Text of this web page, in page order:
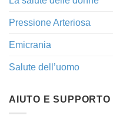
Pressione Arteriosa
Emicrania
Salute dell’uomo
AIUTO E SUPPORTO